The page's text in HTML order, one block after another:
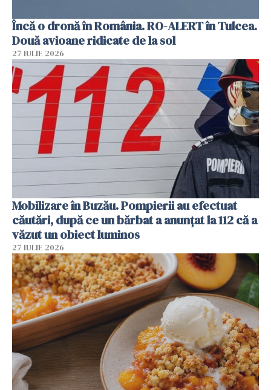
Încă o dronă în România. RO-ALERT în Tulcea.
Două avioane ridicate de la sol
27 IULIE 2026
Mobilizare în Buzău. Pompierii au efectuat
căutări, după ce un bărbat a anunțat la 112 că a
văzut un obiect luminos
27 IULIE 2026